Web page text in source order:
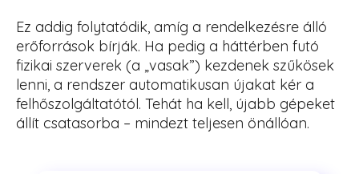
Ez addig folytatódik, amíg a rendelkezésre álló
erőforrások bírják. Ha pedig a háttérben futó
fizikai szerverek (a „vasak”) kezdenek szűkösek
lenni, a rendszer automatikusan újakat kér a
felhőszolgáltatótól. Tehát ha kell, újabb gépeket
állít csatasorba – mindezt teljesen önállóan.